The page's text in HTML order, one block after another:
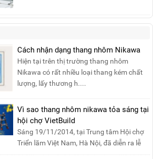
sản, giảm thiểu nguy cơ cháy nổ phòng thí
Cách nhận dạng thang nhôm Nikawa
Hiện tại trên thị trường thang nhôm
Nikawa có rất nhiều loại thang kém chất
lượng, lấy thương h....
Vì sao thang nhôm nikawa tỏa sáng tại
hội chợ VietBuild
Sáng 19/11/2014, tại Trung tâm Hội chợ
Triển lãm Việt Nam, Hà Nội, đã diễn ra lễ
khai mạc “Triể....